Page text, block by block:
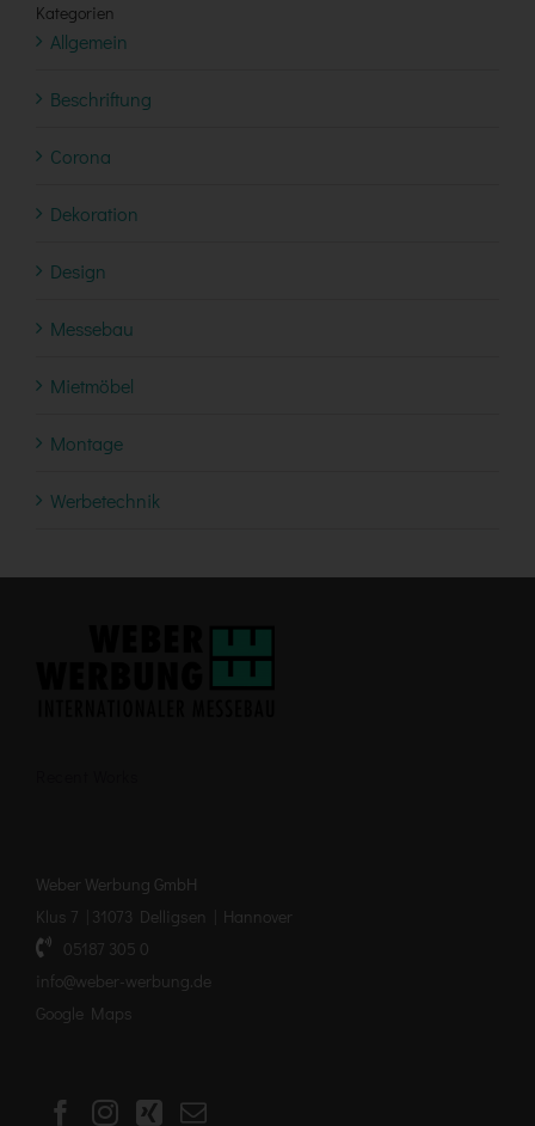
Kategorien
Allgemein
Beschriftung
Corona
Dekoration
Design
Messebau
Mietmöbel
Montage
Werbetechnik
Weber Werbung GmbH
Klus 7 | 31073 Delligsen | Hannover
05187 305 0
info@weber-werbung.de
Google Maps